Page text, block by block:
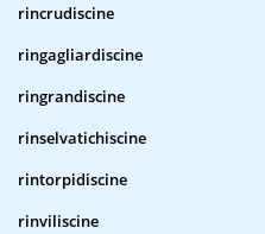
rincrudiscine
ringagliardiscine
ringrandiscine
rinselvatichiscine
rintorpidiscine
rinviliscine